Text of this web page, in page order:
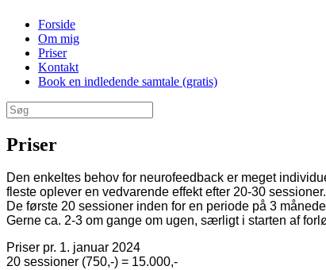
indhold
Forside
Om mig
Priser
Kontakt
Book en indledende samtale (gratis)
Søg
efter:
Priser
Den enkeltes behov for neurofeedback er meget
fleste oplever en vedvarende effekt efter 20-30
De første 20 sessioner inden for en periode på 3
Gerne ca. 2-3 om gange om ugen, særligt i starten af
Priser pr. 1. januar 2024
20 sessioner (750,-) = 15.000,-